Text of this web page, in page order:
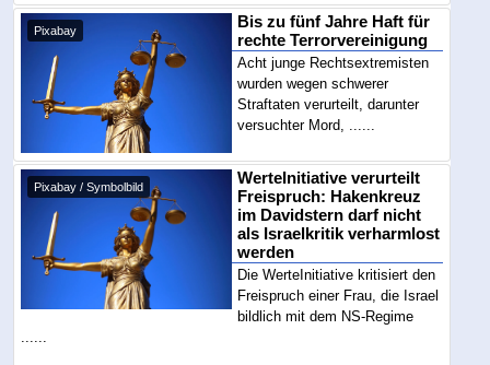
Pixabay
Bis zu fünf Jahre Haft für
rechte Terrorvereinigung
Acht junge Rechtsextremisten
wurden wegen schwerer
Straftaten verurteilt, darunter
versuchter Mord, ......
Pixabay / Symbolbild
WerteInitiative verurteilt
Freispruch: Hakenkreuz
im Davidstern darf nicht
als Israelkritik verharmlost
werden
Die WerteInitiative kritisiert den
Freispruch einer Frau, die Israel
bildlich mit dem NS-Regime